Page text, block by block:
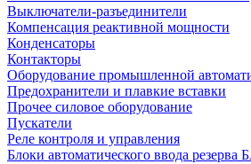
Выключатели-разъединители
Компенсация реактивной мощности
Конденсаторы
Контакторы
Оборудование промышленной
Предохранители и плавкие вставки
Прочее силовое оборудование
Пускатели
Реле контроля и управления
Блоки автоматического ввода